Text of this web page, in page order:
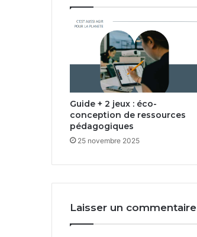
Guide + 2 jeux : éco-
conception de ressources
pédagogiques
25 novembre 2025
Laisser un commentaire